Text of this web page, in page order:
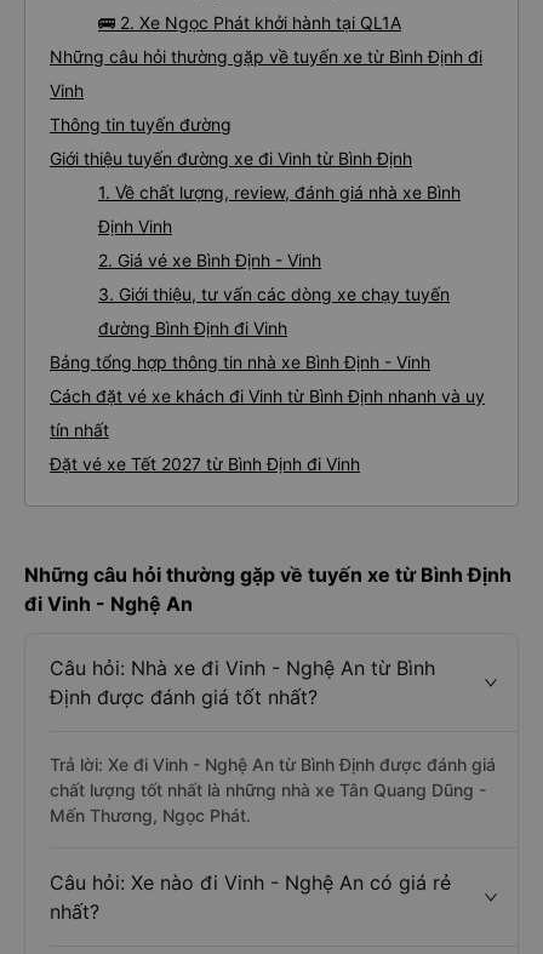
🚌 2. Xe Ngọc Phát khởi hành tại QL1A
Những câu hỏi thường gặp về tuyến xe từ Bình Định đi
Vinh
Thông tin tuyến đường
Giới thiệu tuyến đường xe đi Vinh từ Bình Định
1. Về chất lượng, review, đánh giá nhà xe Bình
Định Vinh
2. Giá vé xe Bình Định - Vinh
3. Giới thiệu, tư vấn các dòng xe chạy tuyến
đường Bình Định đi Vinh
Bảng tổng hợp thông tin nhà xe Bình Định - Vinh
Cách đặt vé xe khách đi Vinh từ Bình Định nhanh và uy
tín nhất
Đặt vé xe Tết 2027 từ Bình Định đi Vinh
Những câu hỏi thường gặp về tuyến xe từ Bình Định
đi Vinh - Nghệ An
Câu hỏi: Nhà xe đi Vinh - Nghệ An từ Bình
Định được đánh giá tốt nhất?
Trả lời: Xe đi Vinh - Nghệ An từ Bình Định được đánh giá
chất lượng tốt nhất là những nhà xe Tân Quang Dũng -
Mến Thương, Ngọc Phát.
Câu hỏi: Xe nào đi Vinh - Nghệ An có giá rẻ
nhất?